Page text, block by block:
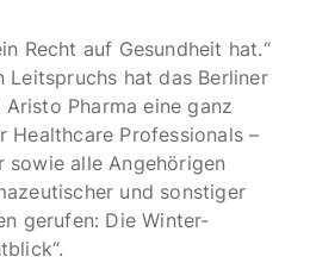
Recht auf Gesundheit hat.“
Leitspruchs hat das Berliner
Aristo Pharma eine ganz
Healthcare Professionals –
alle Angehörigen
und sonstiger
gerufen: Die Winter-